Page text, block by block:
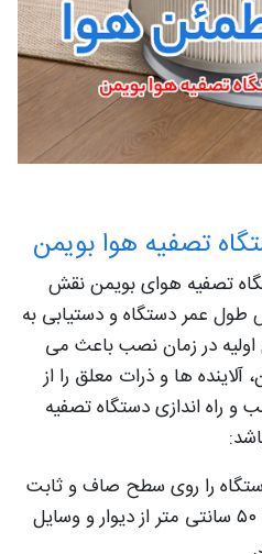
تصفیه هوا بویمن
تصفیه هوای بویمن نقش
طول عمر دستگاه و دستیابی به
در زمان نصب باعث می‌
آلاینده‌ ها و ذرات معلق را از
راه‌ اندازی دستگاه تصفیه
را روی سطح صاف و ثابت
قرار دهید و حداقل ۳۰ تا ۵۰ سانتی‌ متر از دیوار و وسایل